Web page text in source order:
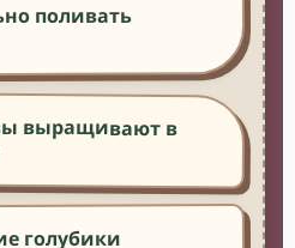
поливать
выращивают в
голубики